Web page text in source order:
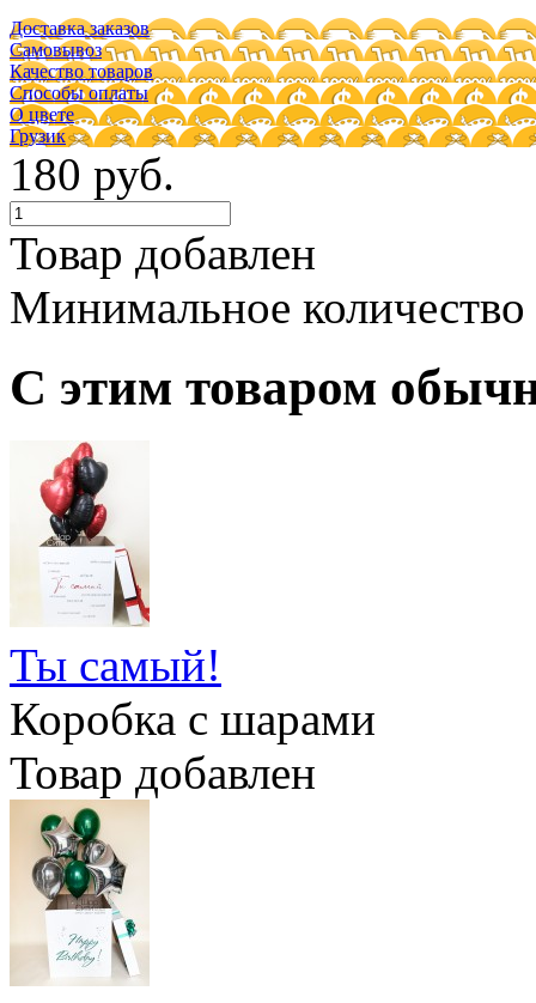
Доставка заказов
Самовывоз
Качество товаров
Способы оплаты
О цвете
Грузик
180 руб.
Товар добавлен
Минимальное
С этим товаром
Ты самый!
Коробка с шарами
Товар добавлен